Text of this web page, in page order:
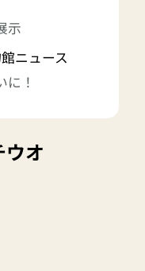
示
ニュース
に！
オ